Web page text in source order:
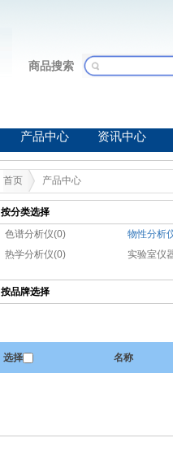
商品搜索
产品中心 资讯中心
首页 产品中心
按分类选择
色谱分析仪(0)
物性分析
热学分析仪(0)
实验室仪
按品牌选择
选择 名称